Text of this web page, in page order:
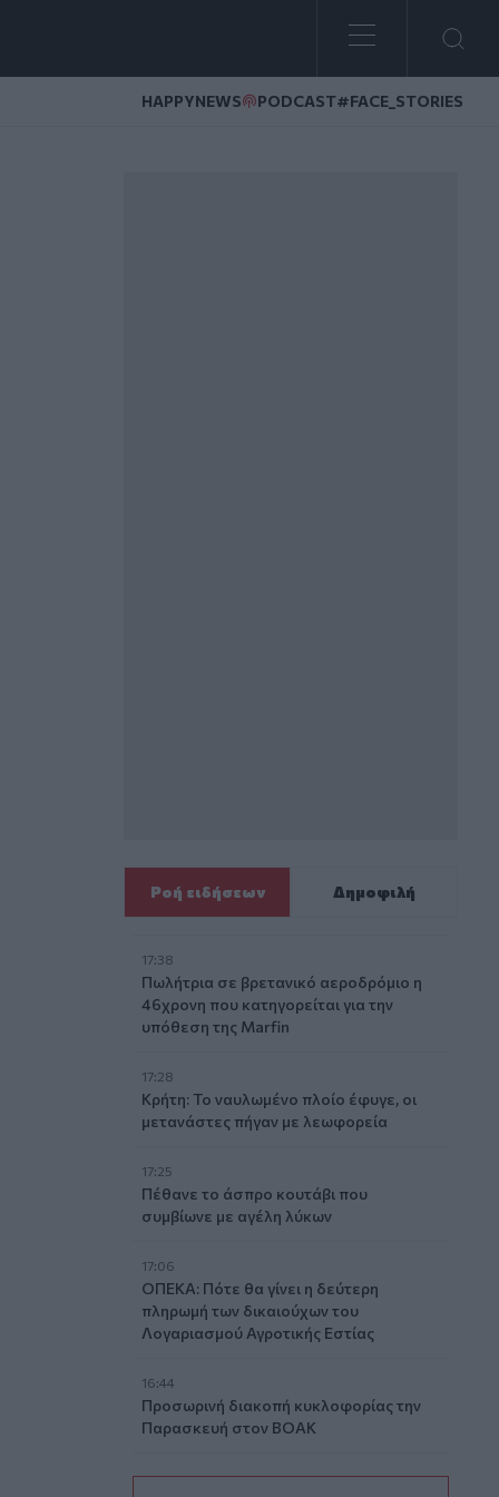
HAPPYNEWS PODCAST#FACE_STORIES
Ροή ειδήσεων Δημοφιλή
17:38
Πωλήτρια σε βρετανικό αεροδρόμιο η
46χρονη που κατηγορείται για την
υπόθεση της Marfin
17:28
Κρήτη: Το ναυλωμένο πλοίο έφυγε, οι
μετανάστες πήγαν με λεωφορεία
17:25
Πέθανε το άσπρο κουτάβι που
συμβίωνε με αγέλη λύκων
17:06
ΟΠΕΚΑ: Πότε θα γίνει η δεύτερη
πληρωμή των δικαιούχων του
Λογαριασμού Αγροτικής Εστίας
16:44
Προσωρινή διακοπή κυκλοφορίας την
Παρασκευή στον ΒΟΑΚ
16:41